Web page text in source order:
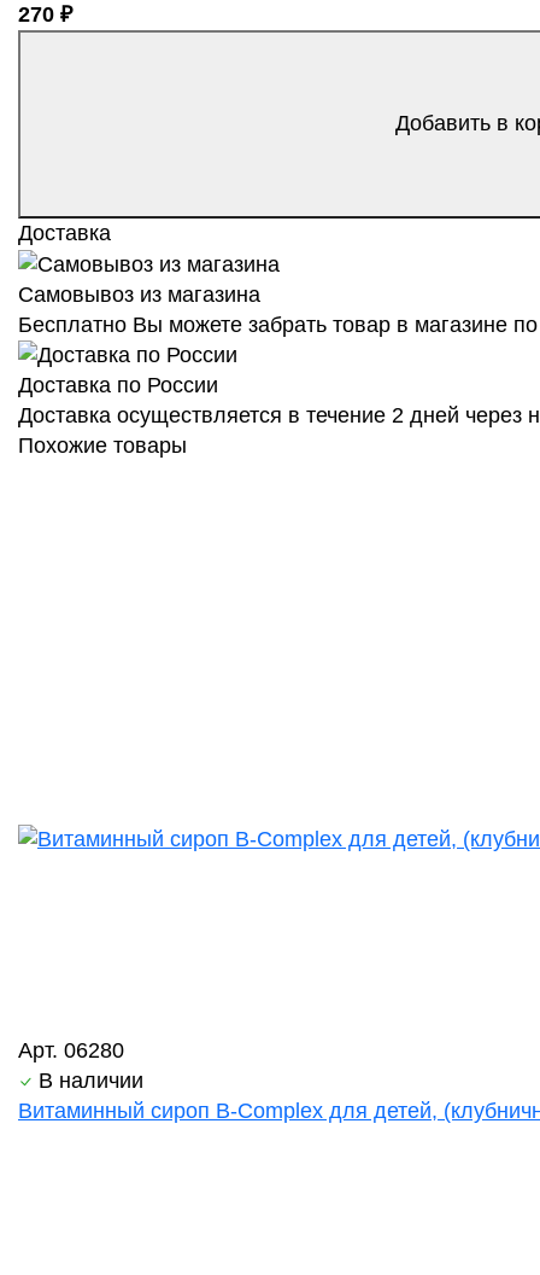
270 ₽
Добавить в
Доставка
Самовывоз из магазина
Бесплатно Вы можете забрать товар в магазине
Доставка по России
Доставка осуществляется в течение 2 дней
Похожие товары
Арт. 06280
В наличии
Витаминный сироп B-Complex для детей,